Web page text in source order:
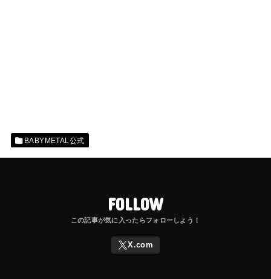
BABYMETAL公式
FOLLOW